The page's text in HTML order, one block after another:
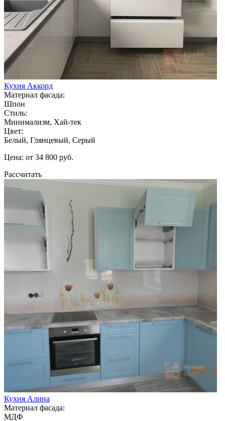
Кухня Аккорд
Материал фасада:
Шпон
Стиль:
Минимализм, Хай-тек
Цвет:
Белый, Глянцевый, Серый
Цена: от 34 800 руб.
Рассчитать
Кухня Алина
Материал фасада:
МДФ